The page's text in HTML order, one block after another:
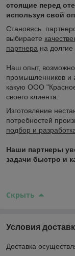
стоящие перед
используя свой
Становясь
выбираете
партнера на долгие
Наш опыт,
промышленников и
какую ООО
своего клиента.
Изготовление
потребностей
подбор и
Наши партнеры
задачи быстро и
Скрыть
Условия
Доставка